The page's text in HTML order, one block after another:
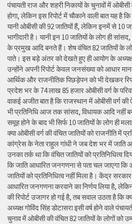
पंचायती राज और शहरी निकायों के चुनावों में
होगा, लेकिन इस रिपोर्ट में चौकाने वाली बात यह है
यानी ओबीसी की 92 जातियों हैं, लेकिन इनमें से 10
भागीदारी है। यानी इन 10 जातियों के लोग ही
के प्रमुख आदि बनते हैं। शेष वंचित 82 जातियों के
पाते। इस बड़े अंतर को देखते हुए ही आयोग के अध्यक्ष
उन्होंने अपनी रिपोर्ट केवल जनसंख्या को आधार
आर्थिक और राजनीतिक पिछड़ेपन को भी देखकर
प्रदेश भर के 74 लाख 85 हजार ओबीसी वर्ग के
वाकई अजीत बात है कि राजस्थान में ओबीसी वर्ग की
भी प्रतिनिधि आज तक सांसद, विधायक आदि नहीं
समूह होने के बाद भी सिर्फ 10 जातियों के लोग ही
क्या ओबीसी वर्ग की वंचित जातियों को राजनीति में
कांग्रेस के नेता राहुल गांधी ने जब देश भर में जाति
उनका तर्क था कि वंचित जातियों को प्रतिनिधित्व
कि जाति आधारित जनगणना से पता चल जाएगा कि
जातियों को प्रतिनिधित्व नहीं मिला है। केंद्र
आधारित जनगणना करवाने का निर्णय लिया है,
की रिपोर्ट उजागर हो गई है, तब सवाल उठता है
अध्यक्ष गोविंद सिंह डोटासरा इसी वर्ष होने वाले
चुनाव में ओबीसी की वंचित 82 जातियों के लोगों को